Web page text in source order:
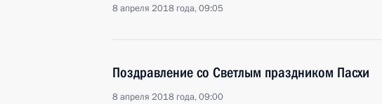
8 апреля 2018 года, 09:05
Поздравление со Светлым праздником Пасхи
8 апреля 2018 года, 09:00